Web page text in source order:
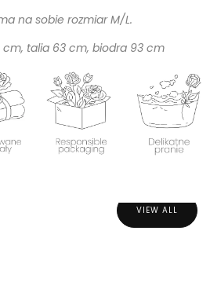
na sobie rozmiar M/L.
talia 63 cm, biodra 93 cm
VIEW ALL